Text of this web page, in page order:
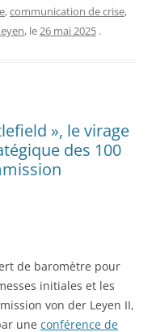
,communication de crise,
, le26 mai 2025 .
», le virage
des 100
de baromètre pour
initiales et les
von der Leyen II,
une conférence de